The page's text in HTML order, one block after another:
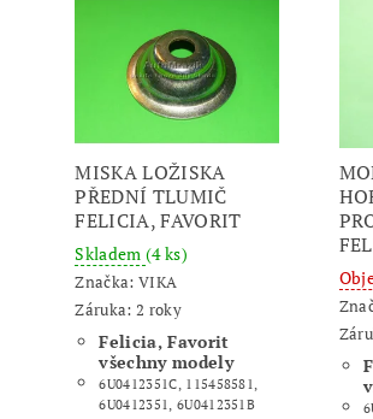
MISKA LOŽISKA
PŘEDNÍ TLUMIČ
FELICIA, FAVORIT
Skladem (4 ks)
Značka: VIKA
Záruka: 2 roky
Felicia, Favorit
všechny modely
6U0412351C, 115458581,
6U0412351, 6U0412351B